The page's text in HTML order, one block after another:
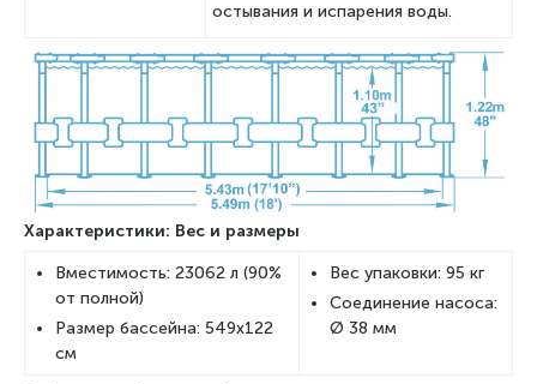
остывания и испарения воды.
Характеристики: Вес и размеры
Вместимость: 23062 л (90%
от полной)
Размер бассейна: 549x122
см
Вес упаковки: 95 кг
Соединение насоса:
Ø 38 мм